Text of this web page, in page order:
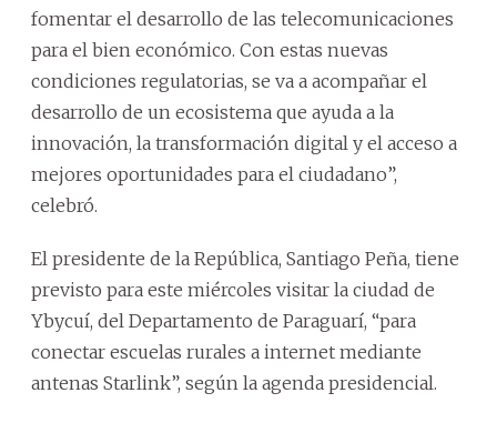
fomentar el desarrollo de las telecomunicaciones
para el bien económico. Con estas nuevas
condiciones regulatorias, se va a acompañar el
desarrollo de un ecosistema que ayuda a la
innovación, la transformación digital y el acceso a
mejores oportunidades para el ciudadano”,
celebró.
El presidente de la República, Santiago Peña, tiene
previsto para este miércoles visitar la ciudad de
Ybycuí, del Departamento de Paraguarí, “para
conectar escuelas rurales a internet mediante
antenas Starlink”, según la agenda presidencial.